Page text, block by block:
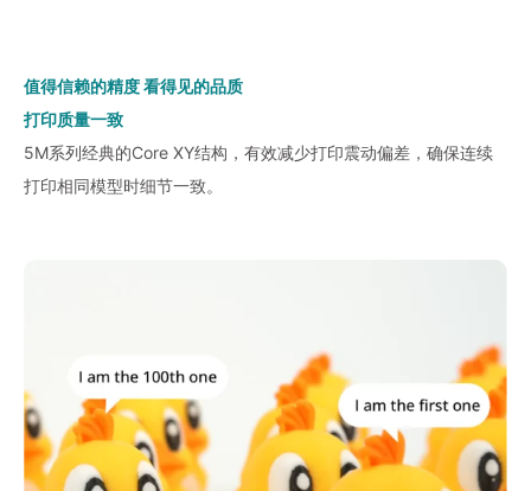
值得信赖的精度 看得见的品质
打印质量一致
5M系列经典的Core XY结构，有效减少打印震动偏差，确保连续
打印相同模型时细节一致。